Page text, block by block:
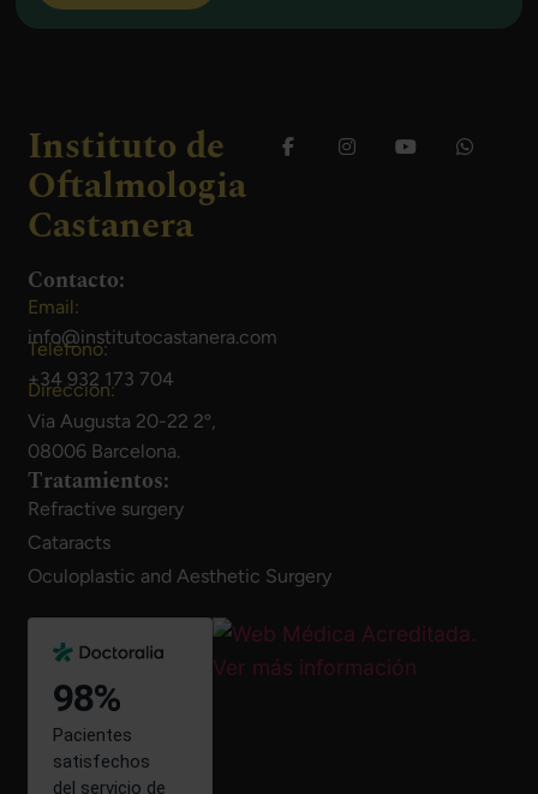
Instituto de
Oftalmologia
Castanera
Contacto:
Email:
info@institutocastanera.com
Teléfono:
+34 932 173 704
Dirección:
Via Augusta 20-22 2º,
08006 Barcelona.
Tratamientos:
Refractive surgery
Cataracts
Oculoplastic and Aesthetic Surgery